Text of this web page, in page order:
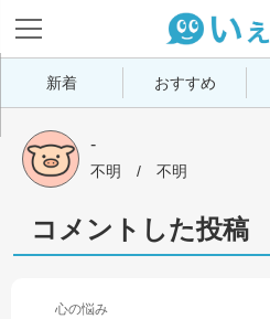
新着 おすすめ
-
不明 / 不明
コメントした投稿
心の悩み